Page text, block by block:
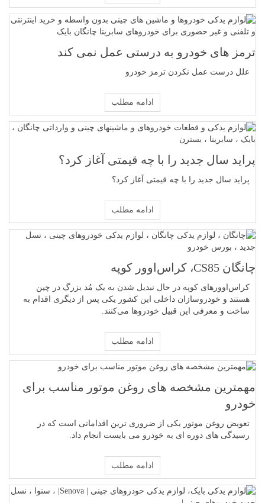
ترمز های خودرو به درستی عمل نمی کند
علل درست عمل نکردن ترمز خودرو
ادامه مطلب
پراید سال جدید را با چه قیمتی آغاز کرد؟
پراید سال جدید را با چه قیمتی آغاز کرد؟
ادامه مطلب
چانگان CS85، کراس‌اوور کوپه
کراس‌اوورهای کوپه در حال تبدیل شدن به یک مُد بزرگ در چین
هستند و خودروسازان داخلی این کشور یکی پس از دیگری اقدام به
ساخت و معرفی این قبیل خودروها می‌کنند.
ادامه مطلب
مهمترین مشخصه های روغن موتور مناسب برای
خودرو
تعویض روغن موتور یکی از ضروری ترین اقداماتی است که در
رسیدگی های دوره ای به خودرو می بایست انجام داد.
ادامه مطلب